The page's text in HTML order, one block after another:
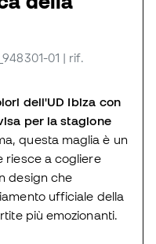
01 | rif.
dell'UD Ibiza con
per la stagione
questa maglia è un
riesce a cogliere
design che
ufficiale della
più emozionanti.